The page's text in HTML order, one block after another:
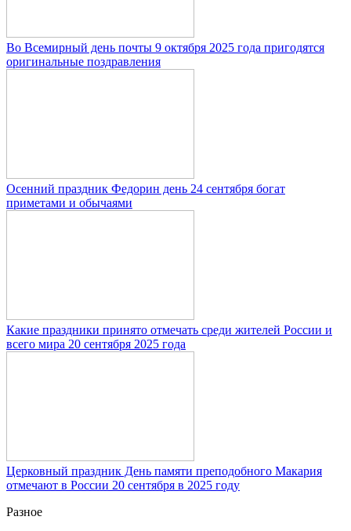
Во Всемирный день почты 9 октября 2025 года пригодятся
оригинальные поздравления
Осенний праздник Федорин день 24 сентября богат
приметами и обычаями
Какие праздники принято отмечать среди жителей России и
всего мира 20 сентября 2025 года
Церковный праздник День памяти преподобного Макария
отмечают в России 20 сентября в 2025 году
Разное